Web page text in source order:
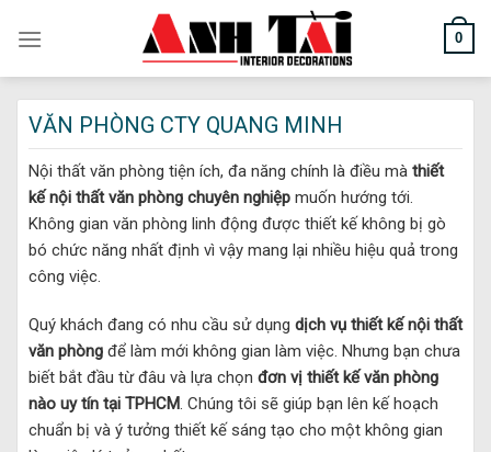
0
VĂN PHÒNG CTY QUANG MINH
Nội thất văn phòng tiện ích, đa năng chính là điều mà thiết
kế nội thất văn phòng chuyên nghiệp muốn hướng tới.
Không gian văn phòng linh động được thiết kế không bị gò
bó chức năng nhất định vì vậy mang lại nhiều hiệu quả trong
công việc.
Quý khách đang có nhu cầu sử dụng dịch vụ thiết kế nội thất
văn phòng để làm mới không gian làm việc. Nhưng bạn chưa
biết bắt đầu từ đâu và lựa chọn đơn vị thiết kế văn phòng
nào uy tín tại TPHCM . Chúng tôi sẽ giúp bạn lên kế hoạch
chuẩn bị và ý tưởng thiết kế sáng tạo cho một không gian